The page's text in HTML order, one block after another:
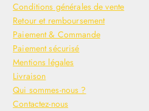
Conditions générales de vente
Retour et remboursement
Paiement & Commande
Paiement sécurisé
Mentions légales
Livraison
Qui sommes-nous ?
Contactez-nous